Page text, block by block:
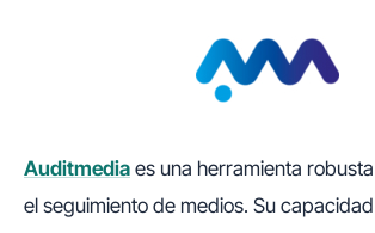
Auditmedia es una herramienta
el seguimiento de medios. Su